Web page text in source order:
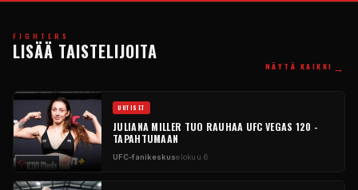
FIGHTERS
LISÄÄ TAISTELIJOITA
NÄYTÄ KAIKKI →
UUTISET
JULIANA MILLER TUO RAUHAA UFC VEGAS 120 -
TAPAHTUMAAN
UFC-fanikeskuselokuu 6